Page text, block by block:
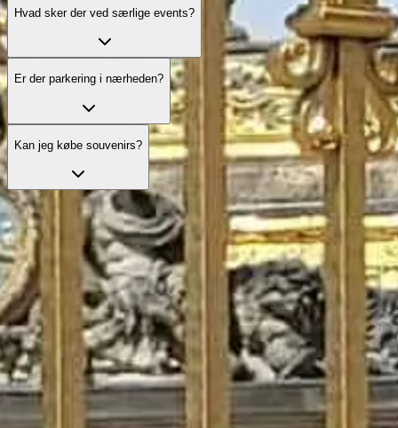
Hvad sker der ved særlige events?
Er der parkering i nærheden?
Kan jeg købe souvenirs?
Spring køen over med dine billetter
Udforsk vores bedste billetmuligheder, designet til at forbedre dit
besøg med prioriteret adgang og ekspertguide.